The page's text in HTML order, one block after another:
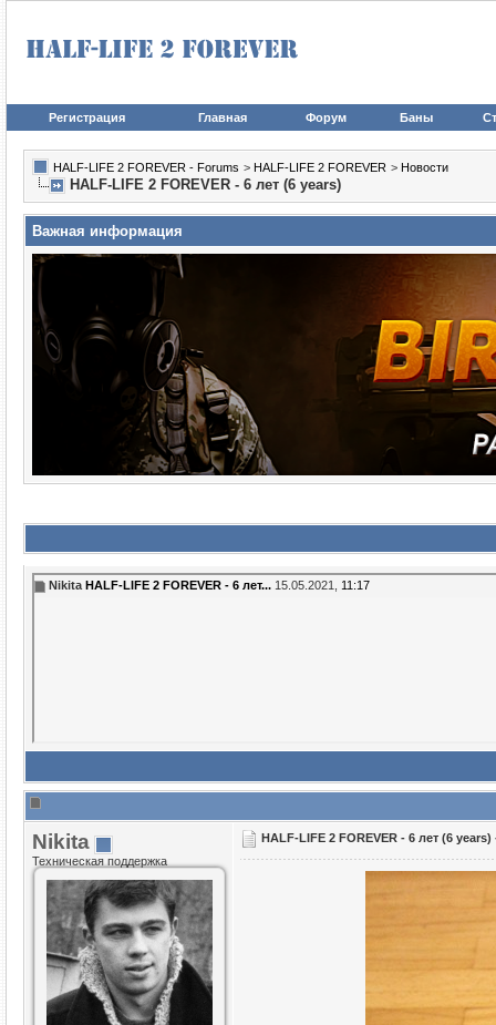
Регистрация Главная Форум Баны
HALF-LIFE 2 FOREVER - Forums > HALF-LIFE 2 FOREVER > Новости
HALF-LIFE 2 FOREVER - 6 лет (6 years)
Важная информация
Nikita HALF-LIFE 2 FOREVER - 6 лет... 15.05.2021, 11:17
Nikita
Техническая поддержка
HALF-LIFE 2 FOREVER - 6 лет (6